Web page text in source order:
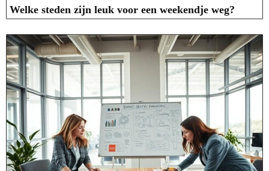
Welke steden zijn leuk voor een weekendje weg?